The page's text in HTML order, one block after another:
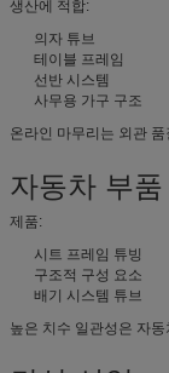
생산에 적합:
의자 튜브
테이블 프레임
선반 시스템
사무용 가구 구조
온라인 마무리는 외관
자동차 부품
제품:
시트 프레임 튜빙
구조적 구성 요소
배기 시스템 튜브
높은 치수 일관성은 자